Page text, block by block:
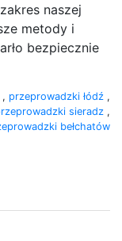
naszej
metody i
bezpiecznie
, przeprowadzki łódź ,
sieradz ,
bełchatów